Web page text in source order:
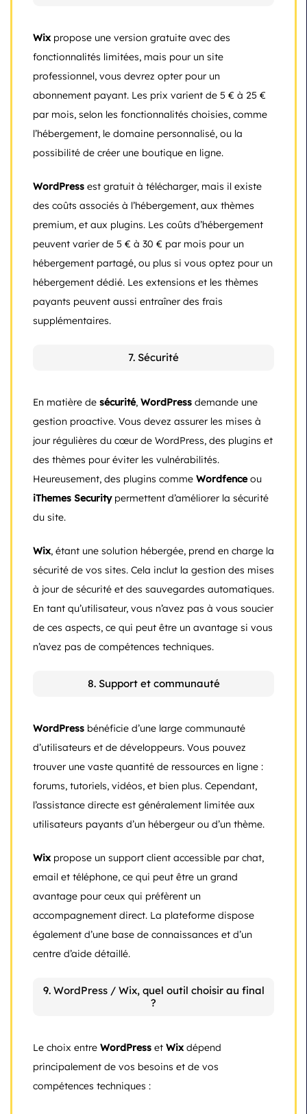
Wixpropose une version gratuite avec des
fonctionnalités limitées, mais pour un site
professionnel, vous devrez opter pour un
abonnement payant. Les prix varient de 5 € à 25 €
par mois, selon les fonctionnalités choisies, comme
l’hébergement, le domaine personnalisé, ou la
possibilité de créer une boutique en ligne.
WordPress est gratuit à télécharger, mais il existe
des coûts associés à l’hébergement, aux thèmes
premium, et aux plugins. Les coûts d’hébergement
peuvent varier de 5 € à 30 € par mois pour un
hébergement partagé, ou plus si vous optez pour un
hébergement dédié. Les extensions et les thèmes
payants peuvent aussi entraîner des frais
supplémentaires.
7. Sécurité
En matière de sécurité, WordPress demande une
gestion proactive. Vous devez assurer les mises à
jour régulières du cœur de WordPress, des plugins et
des thèmes pour éviter les vulnérabilités.
Heureusement, des plugins comme Wordfenceou
iThemes Securitypermettent d’améliorer la sécurité
du site.
Wix, étant une solution hébergée, prend en charge la
sécurité de vos sites. Cela inclut la gestion des mises
à jour de sécurité et des sauvegardes automatiques.
En tant qu’utilisateur, vous n’avez pas à vous soucier
de ces aspects, ce qui peut être un avantage si vous
n’avez pas de compétences techniques.
8. Support et communauté
WordPress bénéficie d’une large communauté
d’utilisateurs et de développeurs. Vous pouvez
trouver une vaste quantité de ressources en ligne :
forums, tutoriels, vidéos, et bien plus. Cependant,
l’assistance directe est généralement limitée aux
utilisateurs payants d’un hébergeur ou d’un thème.
Wixpropose un support client accessible par chat,
email et téléphone, ce qui peut être un grand
avantage pour ceux qui préfèrent un
accompagnement direct. La plateforme dispose
également d’une base de connaissances et d’un
centre d’aide détaillé.
9. WordPress / Wix, quel outil choisir au final
?
Le choix entre WordPress et Wixdépend
principalement de vos besoins et de vos
compétences techniques :